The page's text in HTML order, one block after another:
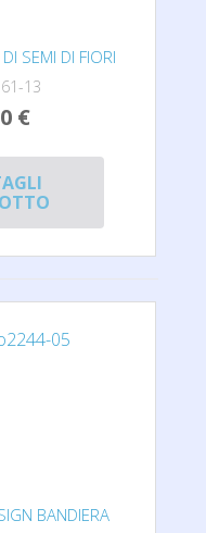
SEMI DI FIORI
13
€
BANDIERA